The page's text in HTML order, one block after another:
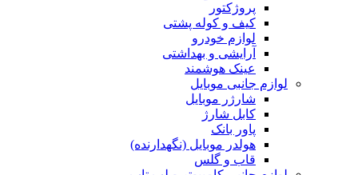
پروژکتور
کیف و کوله پشتی
لوازم خودرو
آرایشی و بهداشتی
عینک هوشمند
لوازم جانبی موبایل
شارژر موبایل
کابل شارژ
پاور بانک
هولدر موبایل (نگهدارنده)
قاب و گلس